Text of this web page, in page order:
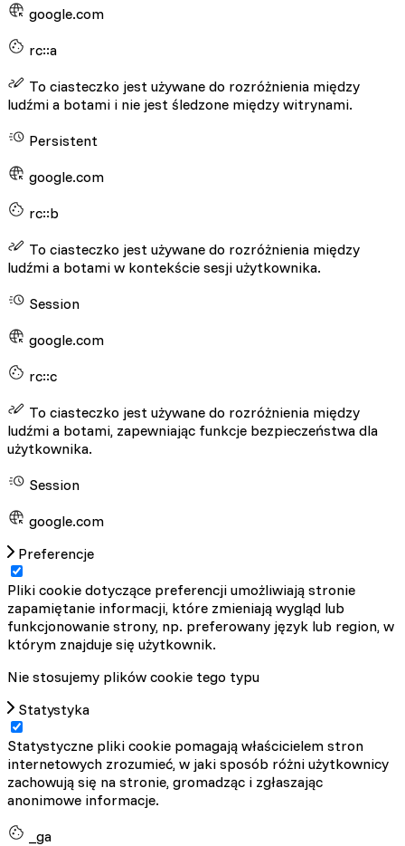
google.com
rc::a
To ciasteczko jest używane do rozróżnienia między
ludźmi a botami i nie jest śledzone między witrynami.
Persistent
google.com
rc::b
To ciasteczko jest używane do rozróżnienia między
ludźmi a botami w kontekście sesji użytkownika.
Session
google.com
rc::c
To ciasteczko jest używane do rozróżnienia między
ludźmi a botami, zapewniając funkcje bezpieczeństwa dla
użytkownika.
Session
google.com
Preferencje
Pliki cookie dotyczące preferencji umożliwiają stronie
zapamiętanie informacji, które zmieniają wygląd lub
funkcjonowanie strony, np. preferowany język lub region, w
którym znajduje się użytkownik.
Nie stosujemy plików cookie tego typu
Statystyka
Statystyczne pliki cookie pomagają właścicielem stron
internetowych zrozumieć, w jaki sposób różni użytkownicy
zachowują się na stronie, gromadząc i zgłaszając
anonimowe informacje.
_ga